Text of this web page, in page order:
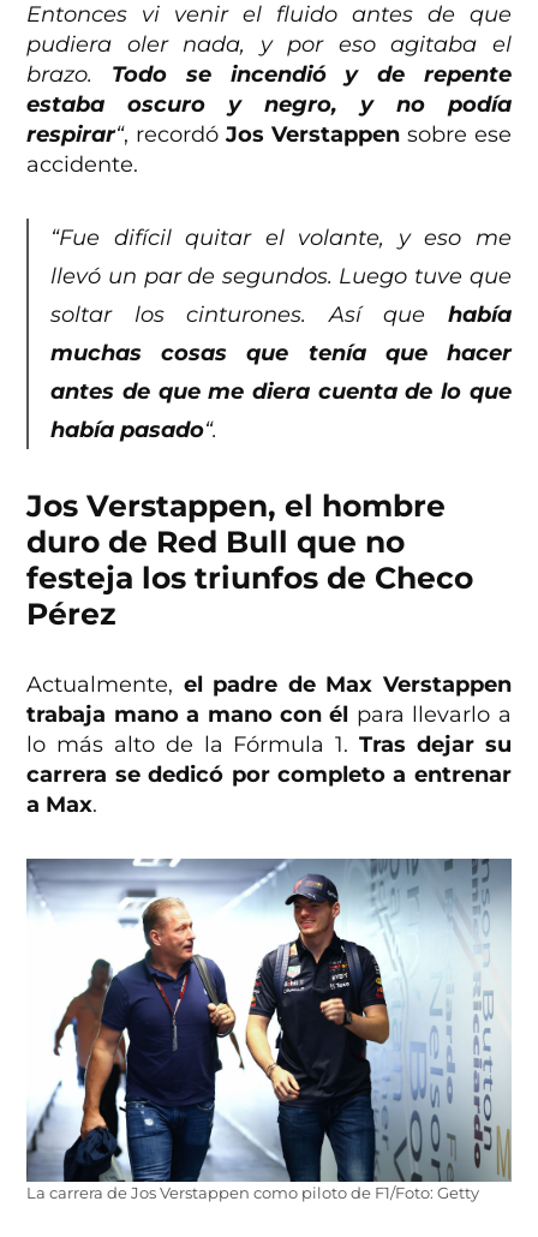
Entonces vi venir el fluido antes de que
pudiera oler nada, y por eso agitaba el
brazo. Todo se incendió y de repente
estaba oscuro y negro, y no podía
respirar“, recordóJos Verstappensobre ese
accidente.
“Fue difícil quitar el volante, y eso me
llevó un par de segundos. Luego tuve que
soltar los cinturones. Así que había
muchas cosas que tenía que hacer
antes de que me diera cuenta de lo que
había pasado“.
Jos Verstappen, el hombre
duro de Red Bull que no
festeja los triunfos de Checo
Pérez
Actualmente, el padre de Max Verstappen
trabaja mano a mano con él para llevarlo a
lo más alto de la Fórmula 1. Tras dejar su
carrera se dedicó por completo a entrenar
a Max.
La carrera de Jos Verstappen como piloto de F1/Foto: Getty